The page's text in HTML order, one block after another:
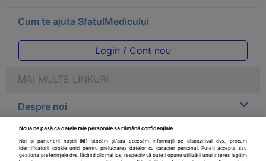
Cum te ajuta SfatulMedicului
Login / Cont nou
MAI MULTE LINKURI
Despre noi
Legal
Nouă ne pasă ca datele tale personale să rămână confidențiale
Noi și partenerii noștri961
stocăm și/sau accesăm informații pe dispozitivul dvs., precum
identificatorii cookie unici pentru prelucrarea datelor cu caracter personal. Puteți accepta sau
gestiona preferințele dvs. făcând clic mai jos, respectiv vă puteți opune utilizării unui interes legitim